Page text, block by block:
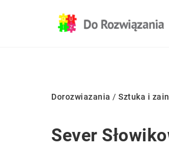
Dorozwiazania / Sztuka i
Sever